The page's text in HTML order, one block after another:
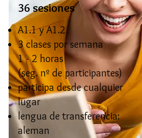
36 sesiones
A1.1 y A1.2
3 clases por semana
1 - 2 horas
(seg. nº de participantes)
participa desde cualquier
lugar
lengua de transferencia:
aleman